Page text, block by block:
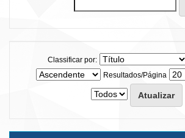
Classificar por:
Resultados/Página